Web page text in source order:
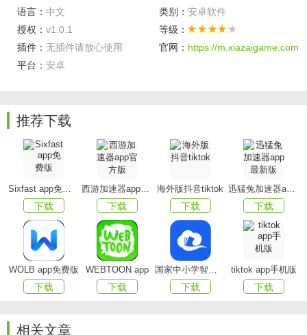
实时语音转文字翻译
应用特色
1.语音播放 ：支持中文和日文语音播放
2.中日互译 ：支持中文翻译成日文和日文翻译成中文
3.分享：支持文本复制和分享功能
4.多种主题 ：支持10种不同颜色的主题模式
5.语音输入
语言： 中文 类别： 安卓软件
授权： v1.0.1
等级：
插件： 无插件请放心使用 官网： https://m.xiazaigame.com
平台： 安卓
推荐下载
Sixfast app免费版
下载
西游加速器app官方版
下载
海外版抖音tiktok
下载
迅猛兔加速器app最新版
下载
WOLB app免费版
下载
WEBTOON app
下载
国家中小学智慧教育平台app(智慧中小学)
下载
tiktok app手机版
下载
相关文章